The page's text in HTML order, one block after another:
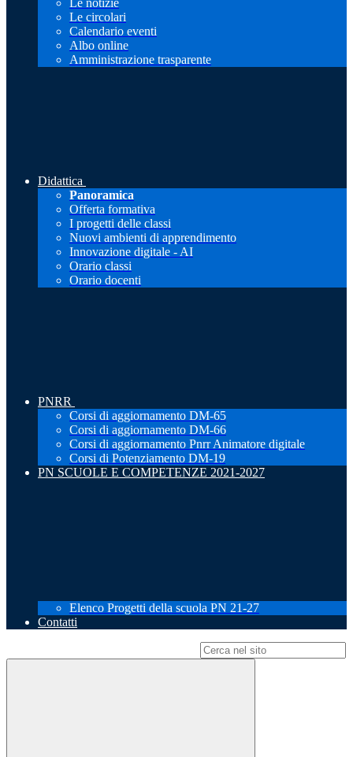
Le notizie
Le circolari
Calendario eventi
Albo online
Amministrazione trasparente
Didattica
Panoramica
Offerta formativa
I progetti delle classi
Nuovi ambienti di apprendimento
Innovazione digitale - AI
Orario classi
Orario docenti
PNRR
Corsi di aggiornamento DM-65
Corsi di aggiornamento DM-66
Corsi di aggiornamento Pnrr Animatore digitale
Corsi di Potenziamento DM-19
PN SCUOLE E COMPETENZE 2021-2027
Elenco Progetti della scuola PN 21-27
Contatti